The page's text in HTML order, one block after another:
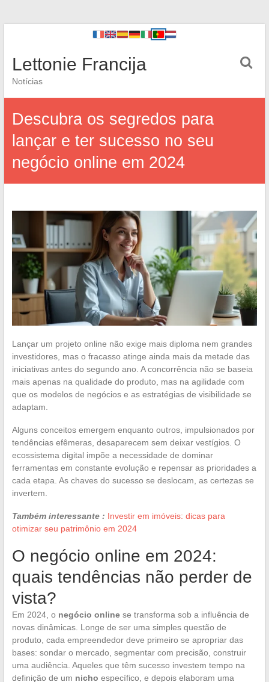
Lettonie Francija
Notícias
Descubra os segredos para
lançar e ter sucesso no seu
negócio online em 2024
Lançar um projeto online não exige mais diploma nem grandes
investidores, mas o fracasso atinge ainda mais da metade das
iniciativas antes do segundo ano. A concorrência não se baseia
mais apenas na qualidade do produto, mas na agilidade com
que os modelos de negócios e as estratégias de visibilidade se
adaptam.
Alguns conceitos emergem enquanto outros, impulsionados por
tendências efêmeras, desaparecem sem deixar vestígios. O
ecossistema digital impõe a necessidade de dominar
ferramentas em constante evolução e repensar as prioridades a
cada etapa. As chaves do sucesso se deslocam, as certezas se
invertem.
Também interessante : Investir em imóveis: dicas para
otimizar seu patrimônio em 2024
O negócio online em 2024:
quais tendências não perder de
vista?
Em 2024, o negócio onlinese transforma sob a influência de
novas dinâmicas. Longe de ser uma simples questão de
produto, cada empreendedor deve primeiro se apropriar das
bases: sondar o mercado, segmentar com precisão, construir
uma audiência. Aqueles que têm sucesso investem tempo na
definição de um nicho específico, e depois elaboram uma